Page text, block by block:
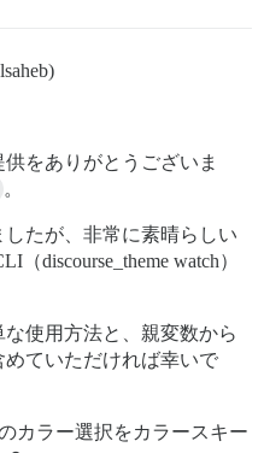
をありがとうございま
。
たが、非常に素晴らしい
discourse_theme watch）
使用方法と、親変数から
ていただければ幸いで
カラー選択をカラースキー